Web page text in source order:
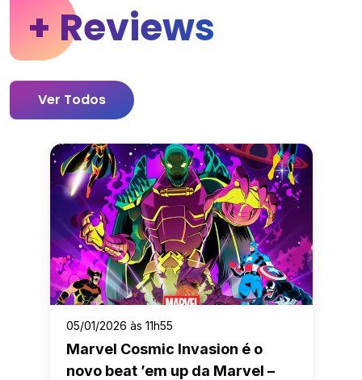
+ Reviews
Ver Todos
05/01/2026 às 11h55
Marvel Cosmic Invasion é o
novo beat ’em up da Marvel –